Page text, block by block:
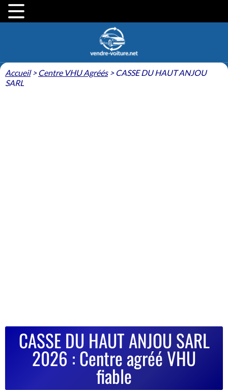
Accueil> Centre VHU Agréés> CASSE DU HAUT ANJOU
SARL
CASSE DU HAUT ANJOU SARL
2026 : Centre agréé VHU
fiable